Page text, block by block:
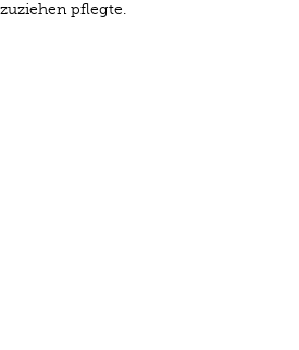
pflegte.